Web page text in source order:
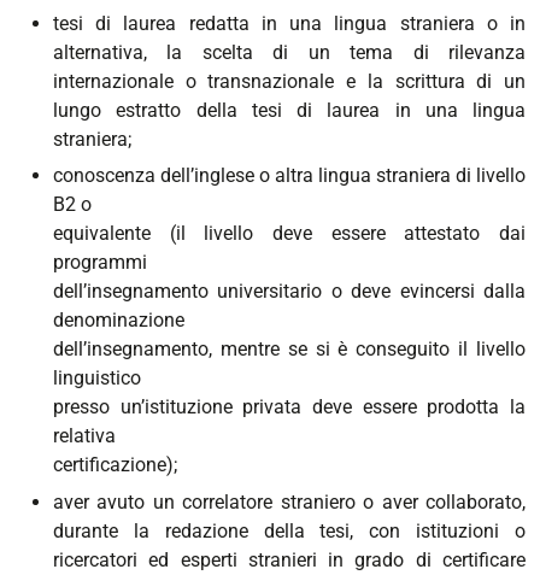
tesi di laurea redatta in una lingua straniera o in
alternativa, la scelta di un tema di rilevanza
internazionale o transnazionale e la scrittura di un
lungo estratto della tesi di laurea in una lingua
straniera;
conoscenza dell’inglese o altra lingua straniera di livello
B2 o
equivalente (il livello deve essere attestato dai
programmi
dell’insegnamento universitario o deve evincersi dalla
denominazione
dell’insegnamento, mentre se si è conseguito il livello
linguistico
presso un’istituzione privata deve essere prodotta la
relativa
certificazione);
aver avuto un correlatore straniero o aver collaborato,
durante la redazione della tesi, con istituzioni o
ricercatori ed esperti stranieri in grado di certificare